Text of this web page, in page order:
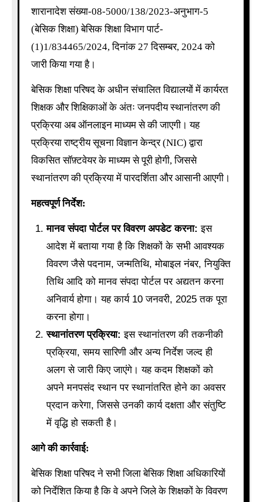
शारानादेश संख्या-08-5000/138/2023-अनुभाग-5
(बेसिक शिक्षा) बेसिक शिक्षा विभाग पार्ट-
(1)1/834465/2024, दिनांक 27 दिसम्बर, 2024 को
जारी किया गया है।
बेसिक शिक्षा परिषद के अधीन संचालित विद्यालयों में कार्यरत
शिक्षक और शिक्षिकाओं के अंतः जनपदीय स्थानांतरण की
प्रक्रिया अब ऑनलाइन माध्यम से की जाएगी। यह
प्रक्रिया राष्ट्रीय सूचना विज्ञान केन्द्र (NIC) द्वारा
विकसित सॉफ़्टवेयर के माध्यम से पूरी होगी, जिससे
स्थानांतरण की प्रक्रिया में पारदर्शिता और आसानी आएगी।
महत्वपूर्ण निर्देश:
मानव संपदा पोर्टल पर विवरण अपडेट करना: इस
आदेश में बताया गया है कि शिक्षकों के सभी आवश्यक
विवरण जैसे पदनाम, जन्मतिथि, मोबाइल नंबर, नियुक्ति
तिथि आदि को मानव संपदा पोर्टल पर अद्यतन करना
अनिवार्य होगा। यह कार्य 10 जनवरी, 2025 तक पूरा
करना होगा।
स्थानांतरण प्रक्रिया: इस स्थानांतरण की तकनीकी
प्रक्रिया, समय सारिणी और अन्य निर्देश जल्द ही
अलग से जारी किए जाएंगे। यह कदम शिक्षकों को
अपने मनपसंद स्थान पर स्थानांतरित होने का अवसर
प्रदान करेगा, जिससे उनकी कार्य दक्षता और संतुष्टि
में वृद्धि हो सकती है।
आगे की कार्रवाई:
बेसिक शिक्षा परिषद ने सभी जिला बेसिक शिक्षा अधिकारियों
को निर्देशित किया है कि वे अपने जिले के शिक्षकों के विवरण